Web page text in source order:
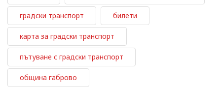
градски транспорт билети
карта за градски транспорт
пътуване с градски транспорт
община габрово